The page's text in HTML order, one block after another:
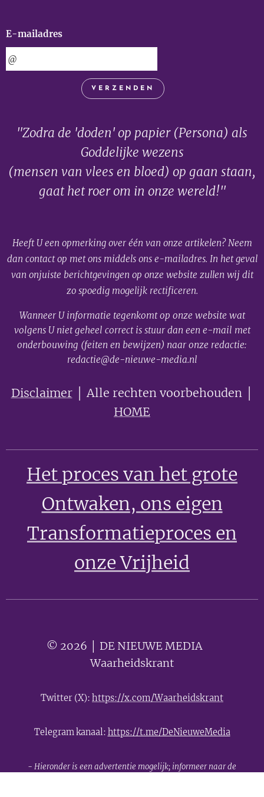
E-mailadres
VERZENDEN
"Zodra de 'doden' op papier (Persona) als
Goddelijke wezens
(mensen van vlees en bloed) op gaan staan,
gaat het roer om in onze wereld!"
Heeft U een opmerking over één van onze artikelen? Neem
dan contact op met ons middels ons e-mailadres. In het geval
van onjuiste berichtgevingen op onze website zullen wij dit
zo spoedig mogelijk rectificeren.
Wanneer U informatie tegenkomt op onze website wat
volgens U niet geheel correct is stuur dan een e-mail met
onderbouwing (feiten en bewijzen) naar onze redactie:
redactie@de-nieuwe-media.nl
Disclaimer│ Alle rechten voorbehouden │
HOME
Het proces van het grote
Ontwaken, ons eigen
Transformatieproces en
onze Vrijheid
© 2026 │ DE NIEUWE MEDIA 🟣
Waarheidskrant
Twitter (X): https://x.com/Waarheidskrant
Telegram kanaal: https://t.me/DeNieuweMedia
- Hieronder is een advertentie mogelijk; informeer naar de